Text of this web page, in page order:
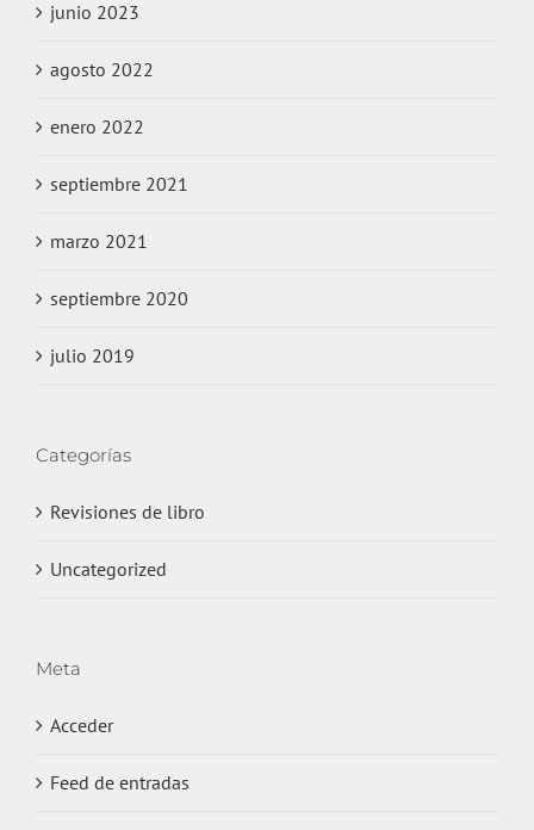
junio 2023
agosto 2022
enero 2022
septiembre 2021
marzo 2021
septiembre 2020
julio 2019
Categorías
Revisiones de libro
Uncategorized
Meta
Acceder
Feed de entradas